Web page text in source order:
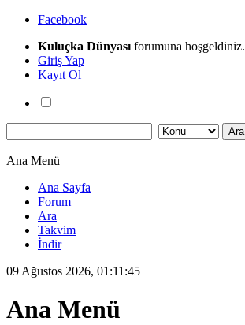
Facebook
Kuluçka Dünyası forumuna hoşgeldiniz.
Giriş Yap
Kayıt Ol
Ana Menü
Ana Sayfa
Forum
Ara
Takvim
İndir
09 Ağustos 2026, 01:11:45
Ana Menü